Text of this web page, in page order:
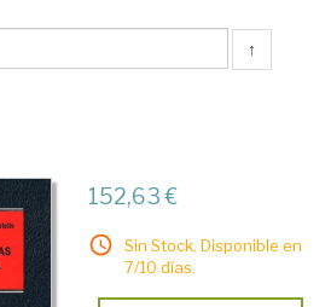
↑
152,63 €
Sin Stock. Disponible en
7/10 días.